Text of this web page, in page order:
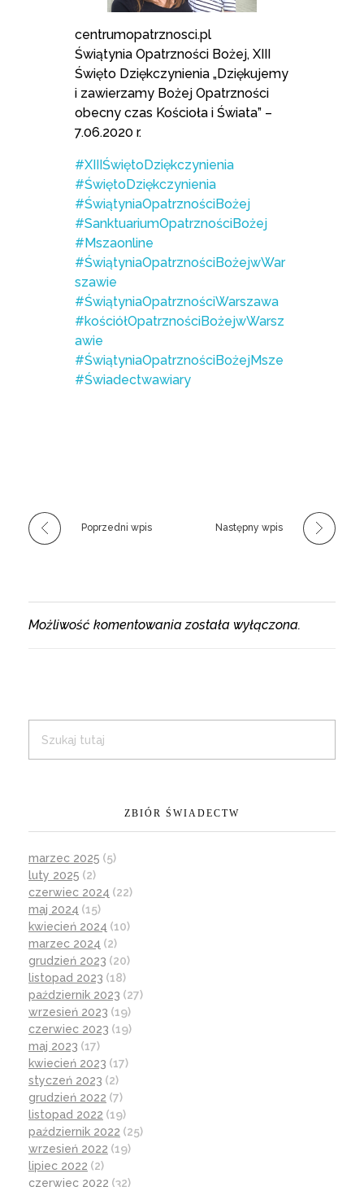
centrumopatrznosci.pl
Świątynia Opatrzności Bożej, XIII
Święto Dziękczynienia „Dziękujemy
i zawierzamy Bożej Opatrzności
obecny czas Kościoła i Świata” –
7.06.2020 r.
#XIIIŚwiętoDziękczynienia
#ŚwiętoDziękczynienia
#ŚwiątyniaOpatrznościBożej
#SanktuariumOpatrznościBożej
#Mszaonline
#ŚwiątyniaOpatrznościBożejwWar
szawie
#ŚwiątyniaOpatrznościWarszawa
#kościółOpatrznościBożejwWarsz
awie
#ŚwiątyniaOpatrznościBożejMsze
#Świadectwawiary
Poprzedni wpis Następny wpis
Możliwość komentowania została wyłączona.
ZBIÓR ŚWIADECTW
marzec 2025 (5)
luty 2025 (2)
czerwiec 2024 (22)
maj 2024 (15)
kwiecień 2024 (10)
marzec 2024 (2)
grudzień 2023 (20)
listopad 2023 (18)
październik 2023 (27)
wrzesień 2023 (19)
czerwiec 2023 (19)
maj 2023 (17)
kwiecień 2023 (17)
styczeń 2023 (2)
grudzień 2022 (7)
listopad 2022 (19)
październik 2022 (25)
wrzesień 2022 (19)
lipiec 2022 (2)
czerwiec 2022 (32)